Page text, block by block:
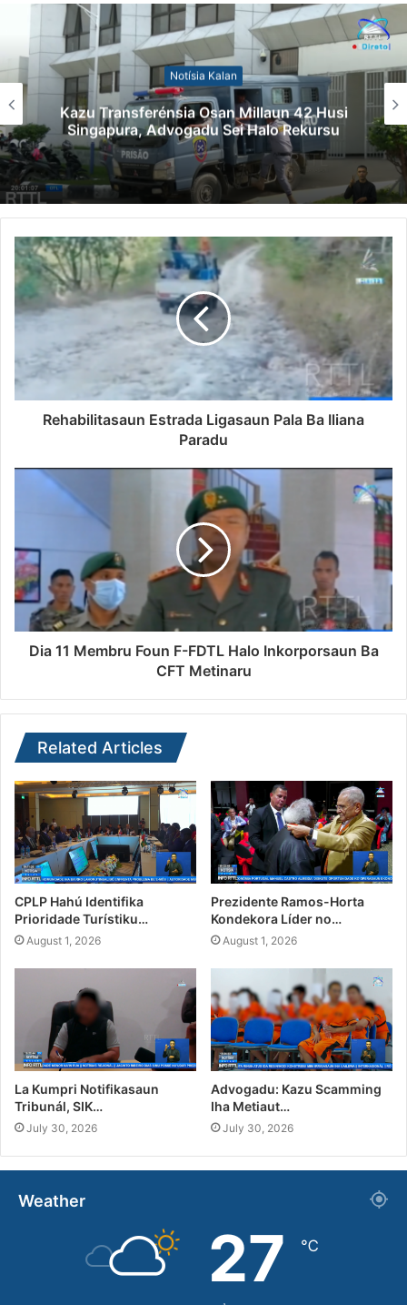
Notísia Kalan
Kazu Transferénsia Osan Millaun 42 Husi
Singapura, Advogadu Sei Halo Rekursu
Rehabilitasaun Estrada Ligasaun Pala Ba Iliana
Paradu
Dia 11 Membru Foun F-FDTL Halo Inkorporsaun Ba
CFT Metinaru
Related Articles
CPLP Hahú Identifika
Prioridade Turístiku…
August 1, 2026
Prezidente Ramos-Horta
Kondekora Líder no…
August 1, 2026
La Kumpri Notifikasaun
Tribunál, SIK…
July 30, 2026
Advogadu: Kazu Scamming
Iha Metiaut…
July 30, 2026
Weather
27 ℃